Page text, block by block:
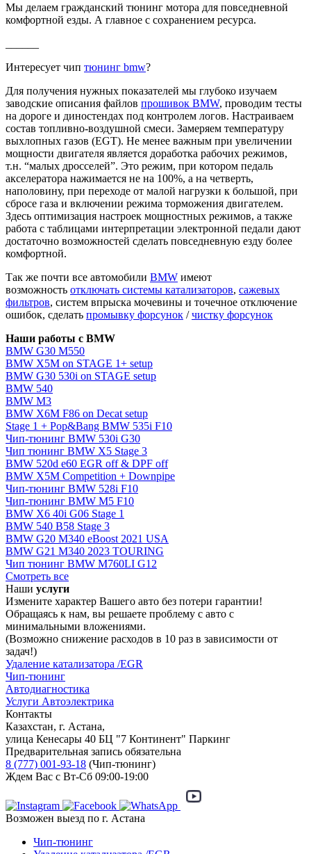
Мы делаем гражданский тюнинг мотора для повседневной
комфортной езды. А главное с сохранением ресурса.
Интересует чип тюнинг bmw?
Для получения нужных показателей мы глубоко изучаем
заводские описания файлов прошивок BMW, проводим тесты
на дороге и диностендах под контролем логов. Настраиваем
состав топливно-воздушной смеси. Замеряем температуру
выхлопных газов (EGT). Не менее важным при увеличении
мощности двигателя является доработка рабочих режимов,
т.н. “малых дросселей”. Это режим, при котором педаль
акселератора нажимается не на 100%, а на четверть,
наполовину, при переходе от малой нагрузки к большой, при
сбросе газа и включении режима торможения двигателем.
Здесь оптимизация настроек мощностных режимов, а также
работа с таблицами интерпретации электронной педали дают
достаточно возможностей сделать повседневную езду более
комфортной.
Так же почти все автомобили BMW имеют
возможность отключать системы катализаторов, сажевых
фильтров, систем впрыска мочевины и точечное отключение
ошибок, сделать промывку форсунок /чистку форсунок
Наши работы с BMW
BMW G30 M550
BMW X5M on STAGE 1+ setup
BMW G30 530i on STAGE setup
BMW 540
BMW M3
BMW X6M F86 on Decat setup
Stage 1 + Pop&Bang BMW 535i F10
Чип-тюнинг BMW 530i G30
Чип тюнинг BMW X5 Stage 3
BMW 520d e60 EGR off & DPF off
BMW X5M Competition + Downpipe
Чип-тюнинг BMW 528i F10
Чип-тюнинг BMW M5 F10
BMW X6 40i G06 Stage 1
BMW 540 B58 Stage 3
BMW G20 M340 eBoost 2021 USA
BMW G21 M340 2023 TOURING
Чип тюнинг BMW M760LI G12
Смотреть все
Наши услуги
Измените характер Вашего авто без потери гарантии!
Обращаясь к нам, вы решаете проблему с авто с
минимальными вложениями.
(Возможно снижение расходов в 10 раз в зависимости от
задач!)
Удаление катализатора /EGR
Чип-тюнинг
Автодиагностика
Услуги Автоэлектрика
Контакты
Казахстан, г. Астана,
улица Кенесары 40 БЦ "7 Континент" Паркинг
Предварительная запись обязательна
8 (777) 001-93-18 (Чип-тюнинг)
Ждем Вас с Вт-Сб 09:00-19:00
Возможен выезд по г. Астана
Чип-тюнинг